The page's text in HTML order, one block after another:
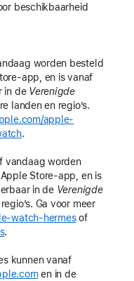
beschikbaarheid
worden besteld
app, en is vanaf
in de Verenigde
landen en regio’s.
apple-
.
vandaag worden
Store-app, en is
in de Verenigde
Ga voor meer
watch-hermesof
.
kunnen vanaf
en in de